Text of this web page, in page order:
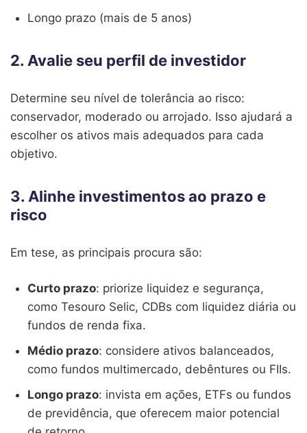
Longo prazo (mais de 5 anos)
2. Avalie seu perfil de investidor
Determine seu nível de tolerância ao risco:
conservador, moderado ou arrojado. Isso ajudará a
escolher os ativos mais adequados para cada
objetivo.
3. Alinhe investimentos ao prazo e
risco
Em tese, as principais procura são:
Curto prazo: priorize liquidez e segurança,
como Tesouro Selic, CDBs com liquidez diária ou
fundos de renda fixa.
Médio prazo: considere ativos balanceados,
como fundos multimercado, debêntures ou FIIs.
Longo prazo: invista em ações, ETFs ou fundos
de previdência, que oferecem maior potencial